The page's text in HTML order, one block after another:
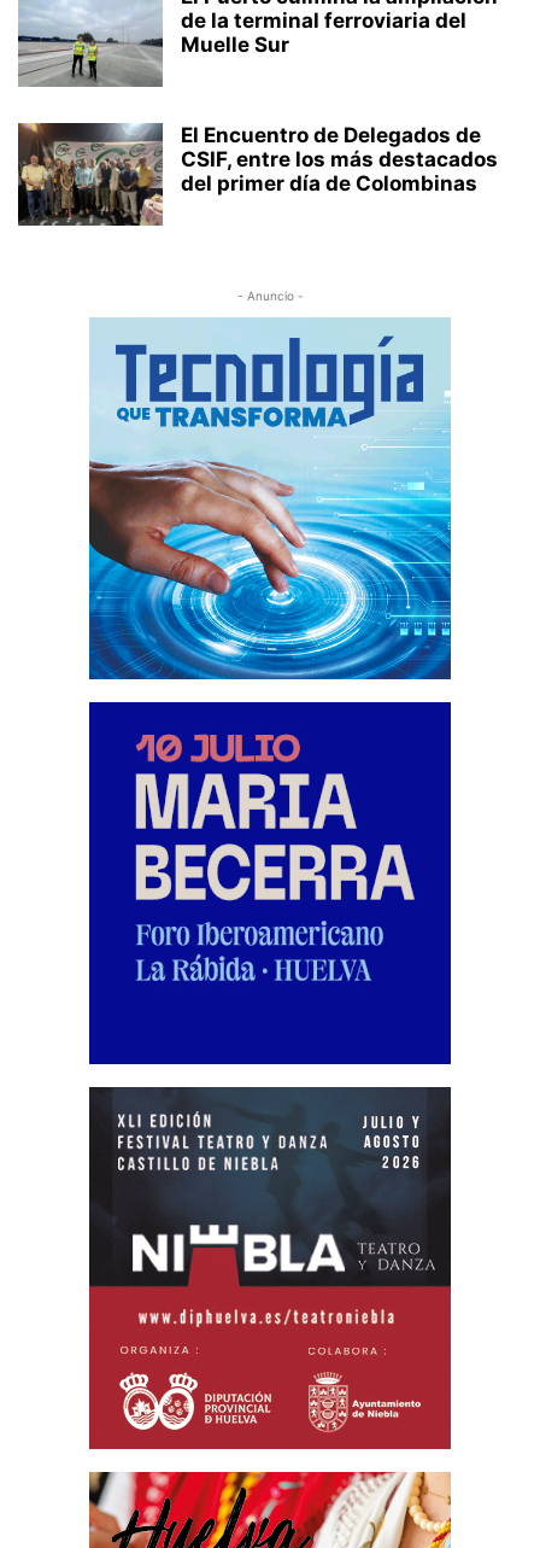
de la terminal ferroviaria del
Muelle Sur
El Encuentro de Delegados de
CSIF, entre los más destacados
del primer día de Colombinas
- Anuncio -